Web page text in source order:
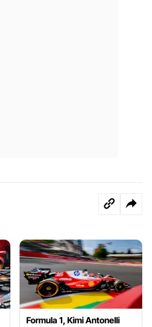
Formula 1, Kimi Antonelli